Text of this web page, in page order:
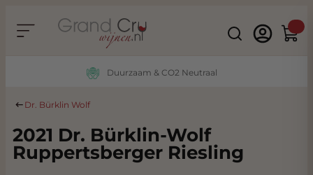
Search
Duurzaam & CO2 Neutraal
Dr. Bürklin Wolf
2021 Dr. Bürklin-Wolf
Ruppertsberger Riesling